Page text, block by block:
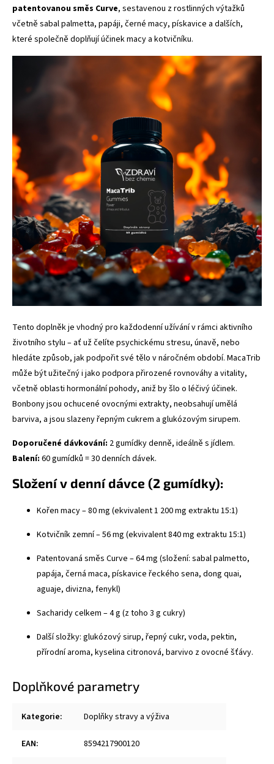
patentovanou směs Curve, sestavenou z rostlinných výtažků
včetně sabal palmetta, papáji, černé macy, pískavice a dalších,
které společně doplňují účinek macy a kotvičníku.
Tento doplněk je vhodný pro každodenní užívání v rámci aktivního
životního stylu – ať už čelíte psychickému stresu, únavě, nebo
hledáte způsob, jak podpořit své tělo v náročném období. MacaTrib
může být užitečný i jako podpora přirozené rovnováhy a vitality,
včetně oblasti hormonální pohody, aniž by šlo o léčivý účinek.
Bonbony jsou ochucené ovocnými extrakty, neobsahují umělá
barviva, a jsou slazeny řepným cukrem a glukózovým sirupem.
Doporučené dávkování: 2 gumídky denně, ideálně s jídlem.
Balení: 60 gumídků = 30 denních dávek.
Složení v denní dávce (2 gumídky):
Kořen macy – 80 mg (ekvivalent 1 200 mg extraktu 15:1)
Kotvičník zemní – 56 mg (ekvivalent 840 mg extraktu 15:1)
Patentovaná směs Curve – 64 mg (složení: sabal palmetto,
papája, černá maca, pískavice řeckého sena, dong quai,
aguaje, divizna, fenykl)
Sacharidy celkem – 4 g (z toho 3 g cukry)
Další složky: glukózový sirup, řepný cukr, voda, pektin,
přírodní aroma, kyselina citronová, barvivo z ovocné šťávy.
Doplňkové parametry
Kategorie: Doplňky stravy a výživa
EAN: 8594217900120